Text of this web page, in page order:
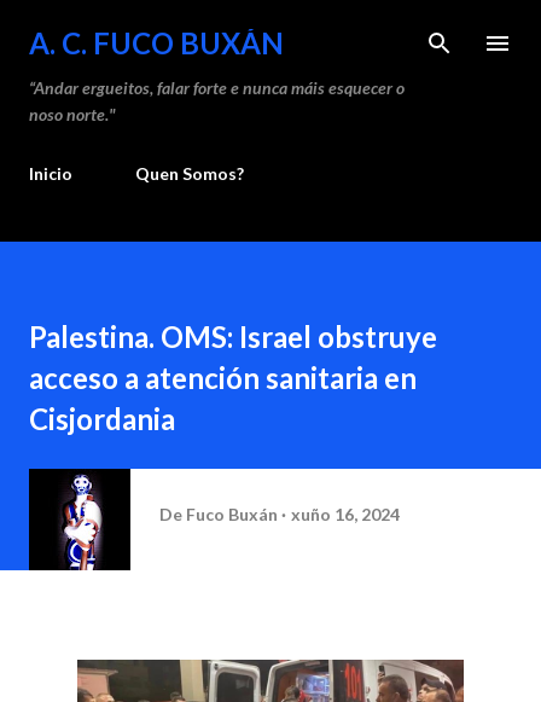
Saltar ao contido principal
A. C. FUCO BUXÁN
“Andar ergueitos, falar forte e nunca máis esquecer o
noso norte."
Inicio Quen Somos?
Palestina. OMS: Israel obstruye
acceso a atención sanitaria en
Cisjordania
De Fuco Buxán xuño 16, 2024